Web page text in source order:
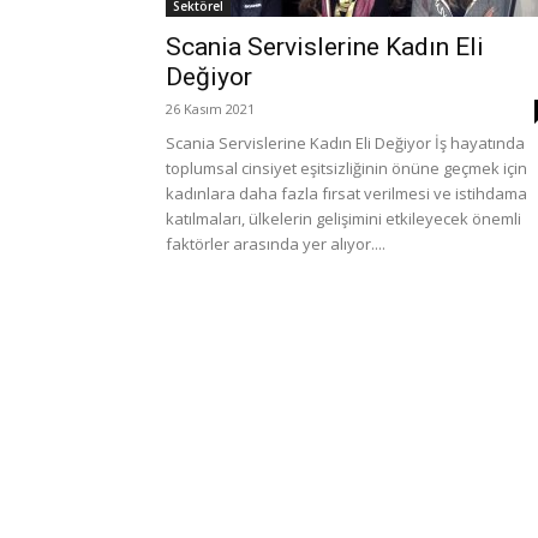
Sektörel
Scania Servislerine Kadın Eli
Değiyor
26 Kasım 2021
Scania Servislerine Kadın Eli Değiyor İş hayatında
toplumsal cinsiyet eşitsizliğinin önüne geçmek için
kadınlara daha fazla fırsat verilmesi ve istihdama
katılmaları, ülkelerin gelişimini etkileyecek önemli
faktörler arasında yer alıyor....